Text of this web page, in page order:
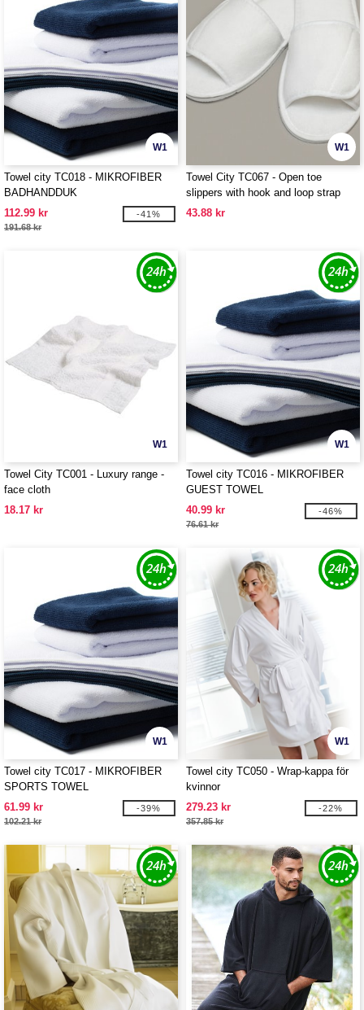
W1
Towel city TC018 - MIKROFIBER
BADHANDDUK
112.99 kr
191.68 kr
-41%
W1
Towel City TC067 - Open toe
slippers with hook and loop strap
43.88 kr
W1
Towel City TC001 - Luxury range -
face cloth
18.17 kr
W1
Towel city TC016 - MIKROFIBER
GUEST TOWEL
40.99 kr
76.61 kr
-46%
W1
Towel city TC017 - MIKROFIBER
SPORTS TOWEL
61.99 kr
102.21 kr
-39%
W1
Towel city TC050 - Wrap-kappa för
kvinnor
279.23 kr
357.85 kr
-22%